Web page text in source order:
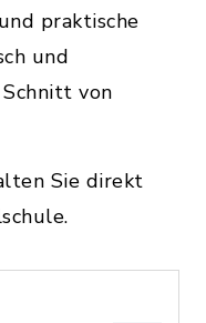
praktische
und
von
Sie direkt